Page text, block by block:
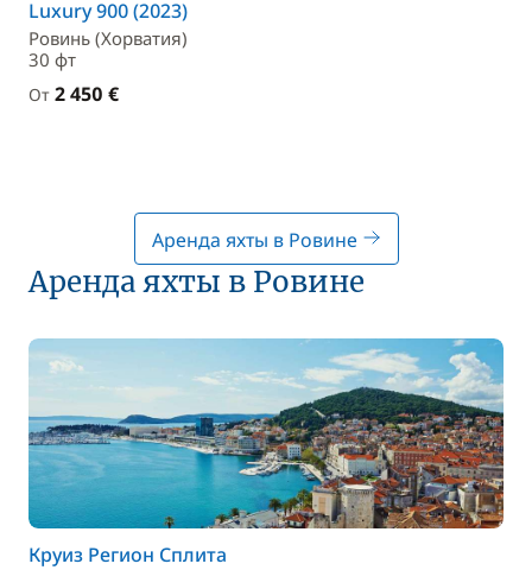
Luxury 900 (2023)
Ровинь (Хорватия)
30 фт
От 2 450 €
Аренда яхты в Ровине
Аренда яхты в Ровине
Круиз Регион Сплита